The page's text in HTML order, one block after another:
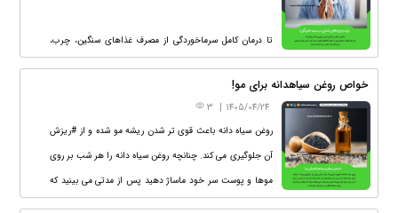
تا درمان کامل سرماخوردگی از مصرف غذاهای سنگین، چرب،
تند و ترش، ماست، بستنی و خوراکی های خیلی سرد خودداری
کنید.
خواص روغن سیاهدانه برای مو!
1405/04/24
|
روغن سیاه دانه باعث قوی تر شدن ریشه مو شده و از #ریزش
آن جلوگیری می کند. چنانچه روغن سیاه دانه را هر شب بر روی
موها و پوست سر خود ماساژ دهید پس از مدتی می بینید که
ریزش مو کمتر شده و موها ضخیم تر شده اند، حتی مشاهده